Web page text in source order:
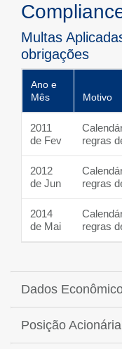
Multas
obrigações
Ano e
Mês
Motivo
2011
de Fev
regras
2012
de Jun
regras
2014
de Mai
regras
Dados
Posição